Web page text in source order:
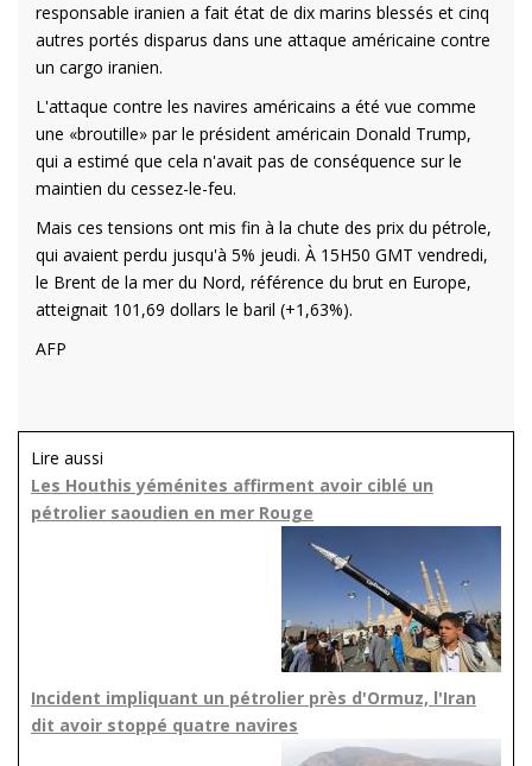
responsable iranien a fait état de dix marins blessés et cinq
autres portés disparus dans une attaque américaine contre
un cargo iranien.
L'attaque contre les navires américains a été vue comme
une «broutille» par le président américain Donald Trump,
qui a estimé que cela n'avait pas de conséquence sur le
maintien du cessez-le-feu.
Mais ces tensions ont mis fin à la chute des prix du pétrole,
qui avaient perdu jusqu'à 5% jeudi. À 15H50 GMT vendredi,
le Brent de la mer du Nord, référence du brut en Europe,
atteignait 101,69 dollars le baril (+1,63%).
AFP
Lire aussi
Les Houthis yéménites affirment avoir ciblé un
pétrolier saoudien en mer Rouge
Incident impliquant un pétrolier près d'Ormuz, l'Iran
dit avoir stoppé quatre navires